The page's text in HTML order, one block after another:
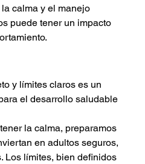
calma y el manejo
puede tener un impacto
y límites claros es un
el desarrollo saludable
la calma, preparamos
en adultos seguros,
Los límites, bien definidos